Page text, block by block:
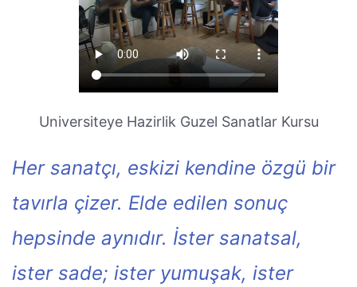
Universiteye Hazirlik Guzel Sanatlar Kursu
Her sanatçı, eskizi kendine özgü bir
tavırla çizer. Elde edilen sonuç
hepsinde aynıdır. İster sanatsal,
ister sade; ister yumuşak, ister